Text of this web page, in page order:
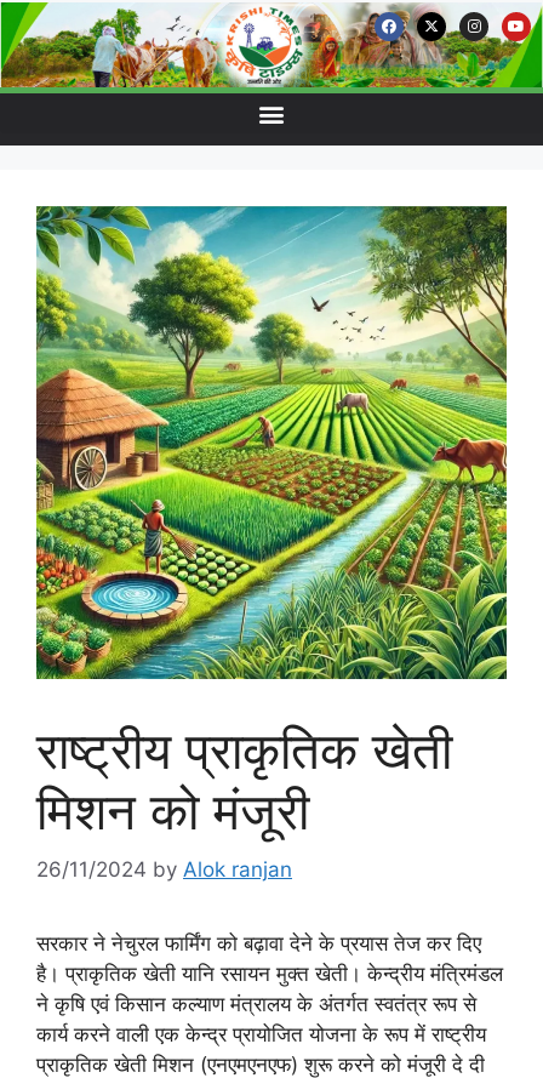
राष्ट्रीय प्राकृतिक खेती
मिशन को मंजूरी
26/11/2024 by Alok ranjan
सरकार ने नेचुरल फार्मिंग को बढ़ावा देने के प्रयास तेज कर दिए
है। प्राकृतिक खेती यानि रसायन मुक्त खेती। केन्द्रीय मंत्रिमंडल
ने कृषि एवं किसान कल्याण मंत्रालय के अंतर्गत स्वतंत्र रूप से
कार्य करने वाली एक केन्द्र प्रायोजित योजना के रूप में राष्ट्रीय
प्राकृतिक खेती मिशन (एनएमएनएफ) शुरू करने को मंजूरी दे दी